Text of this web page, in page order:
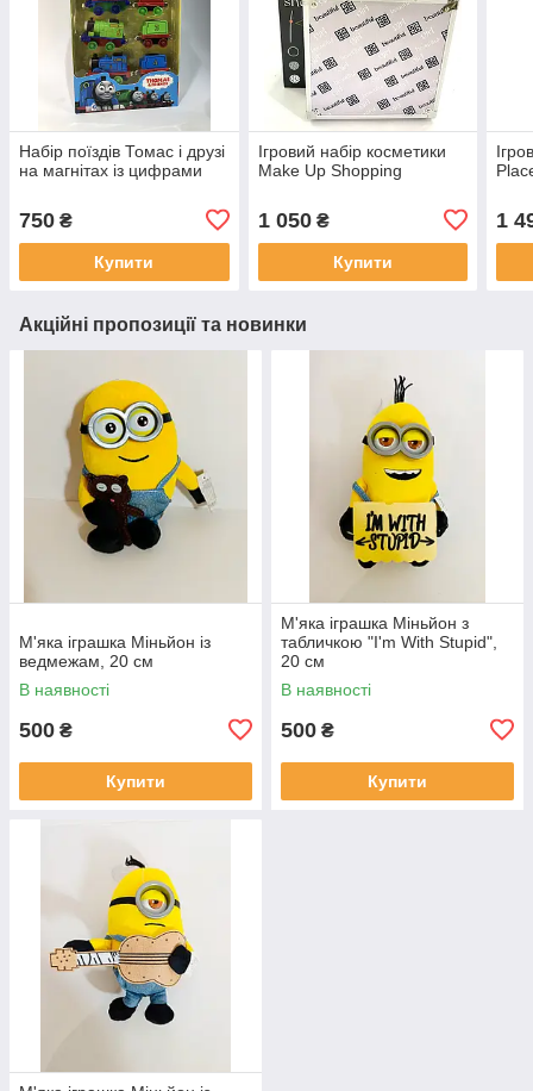
Набір поїздів Томас і друзі
на магнітах із цифрами
750 ₴
Купити
Ігровий набір косметики
Make Up Shopping
1 050₴
Купити
1
Акційні пропозиції та новинки
М'яка іграшка Міньйон із
ведмежам, 20 см
В наявності
500 ₴
Купити
М'яка іграшка Міньйон з
табличкою "I'm With Stupid",
20 см
В наявності
500 ₴
Купити